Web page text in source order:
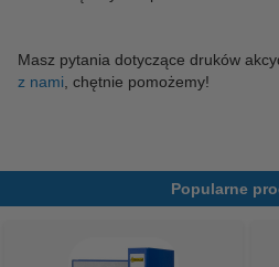
Masz pytania dotyczące druków
z nami , chętnie pomożemy!
Popularne